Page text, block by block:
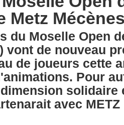
Metz
du Moselle Open
vont de nouveau
de joueurs cette
Pour
solidaire
avec METZ